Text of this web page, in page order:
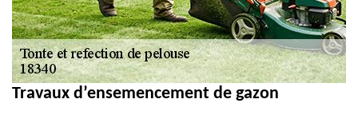
Travaux d’ensemencement de gazon